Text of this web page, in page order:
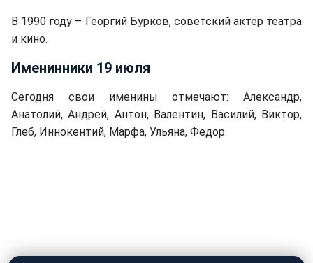
В 1990 году – Георгий Бурков, советский актер театра
и кино.
Именинники 19 июля
Сегодня свои именины отмечают: Александр,
Анатолий, Андрей, Антон, Валентин, Василий, Виктор,
Глеб, Иннокентий, Марфа, Ульяна, Федор.